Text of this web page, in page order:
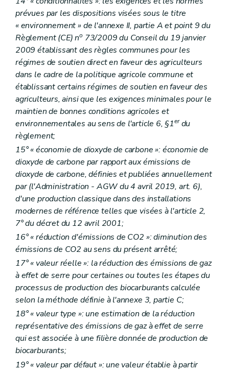
prévues par les dispositions visées sous le titre
« environnement » de l'annexe II, partie A et point 9 du
Règlement (CE) no 73/2009 du Conseil du 19 janvier
2009 établissant des règles communes pour les
régimes de soutien direct en faveur des agriculteurs
dans le cadre de la politique agricole commune et
établissant certains régimes de soutien en faveur des
agriculteurs, ainsi que les exigences minimales pour le
maintien de bonnes conditions agricoles et
environnementales au sens de l'article 6, §1erdu
règlement;
15° « économie de dioxyde de carbone »: économie de
dioxyde de carbone par rapport aux émissions de
dioxyde de carbone, définies et publiées annuellement
par (l'Administration - AGW du 4 avril 2019, art. 6),
d'une production classique dans des installations
modernes de référence telles que visées à l'article 2,
7° du décret du 12 avril 2001;
16° « réduction d'émissions de CO2 »: diminution des
émissions de CO2 au sens du présent arrêté;
17° « valeur réelle »: la réduction des émissions de gaz
à effet de serre pour certaines ou toutes les étapes du
processus de production des biocarburants calculée
selon la méthode définie à l'annexe 3, partie C;
18° « valeur type »: une estimation de la réduction
représentative des émissions de gaz à effet de serre
qui est associée à une filière donnée de production de
biocarburants;
19° « valeur par défaut »: une valeur établie à partir